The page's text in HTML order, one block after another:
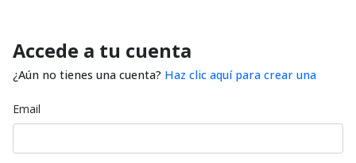
Accede a tu cuenta
¿Aún no tienes una cuenta? Haz clic aquí para crear una
Email